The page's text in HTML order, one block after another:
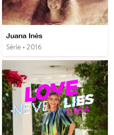
Juana Inés
Série • 2016